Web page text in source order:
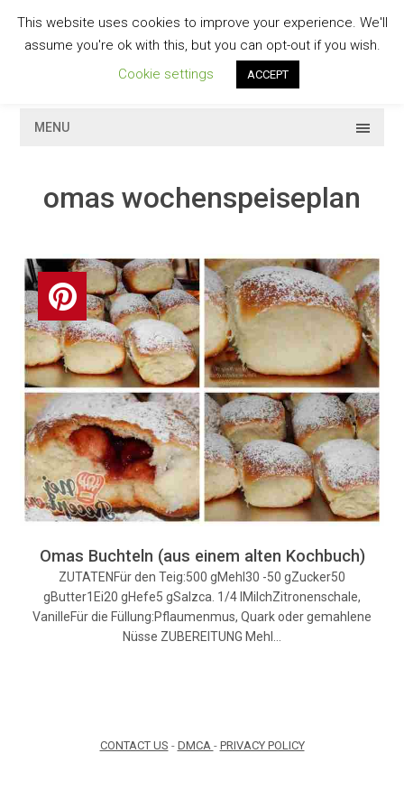
contentGESCHMACKVOLL
MENU
omas wochenspeiseplan
Omas Buchteln (aus einem alten Kochbuch)
ZUTATENFür den Teig:500 gMehl30 -50 gZucker50
gButter1Ei20 gHefe5 gSalzca. 1/4 lMilchZitronenschale,
VanilleFür die Füllung:Pflaumenmus, Quark oder gemahlene
Nüsse ZUBEREITUNG Mehl…
CONTACT US - DMCA - PRIVACY POLICY
This website uses cookies to improve your experience. We'll
assume you're ok with this, but you can opt-out if you wish.
Cookie settings
ACCEPT